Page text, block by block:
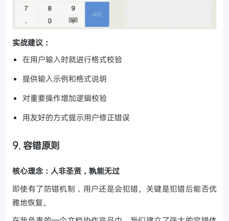
实战建议：
在用户输入时就进行格式校验
提供输入示例和格式说明
对重要操作增加逻辑校验
用友好的方式提示用户修正错误
9. 容错原则
核心理念：人非圣贤，孰能无过
即使有了防错机制，用户还是会犯错。关键是犯错后能否优
雅地恢复。